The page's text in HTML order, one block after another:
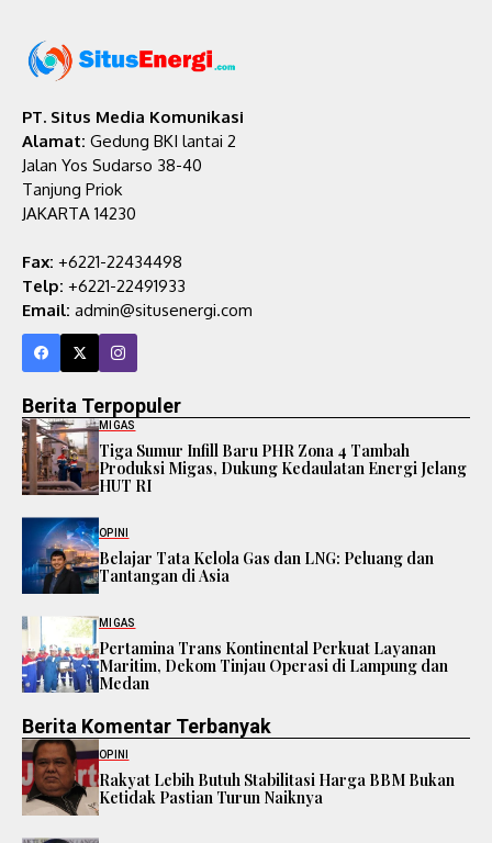
PT. Situs Media Komunikasi
Alamat: Gedung BKI lantai 2
Jalan Yos Sudarso 38-40
Tanjung Priok
JAKARTA 14230
Fax: +6221-22434498
Telp: +6221-22491933
Email: admin@situsenergi.com
Berita Terpopuler
MIGAS
Tiga Sumur Infill Baru PHR Zona 4 Tambah
Produksi Migas, Dukung Kedaulatan Energi Jelang
HUT RI
OPINI
Belajar Tata Kelola Gas dan LNG: Peluang dan
Tantangan di Asia
MIGAS
Pertamina Trans Kontinental Perkuat Layanan
Maritim, Dekom Tinjau Operasi di Lampung dan
Medan
Berita Komentar Terbanyak
OPINI
Rakyat Lebih Butuh Stabilitasi Harga BBM Bukan
Ketidak Pastian Turun Naiknya